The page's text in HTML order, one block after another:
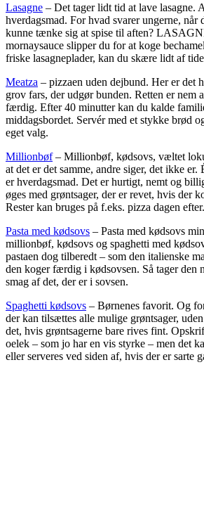
Lasagne – Det tager lidt tid at lave lasagne.
hverdagsmad. For hvad svarer ungerne, når
kunne tænke sig at spise til aften?
mornaysauce slipper du for at koge
friske lasagneplader, kan du skære lidt af
Meatza – pizzaen uden dejbund. Her er det
grov fars, der udgør bunden. Retten er nem
færdig. Efter 40 minutter kan du kalde
middagsbordet. Servér med et stykke brød
eget valg.
Millionbøf– Millionbøf, kødsovs, væltet
at det er det samme, andre siger, det ikke
er hverdagsmad. Det er hurtigt, nemt og
øges med grøntsager, der er revet, hvis der
Rester kan bruges på f.eks. pizza dagen efter.
Pasta med kødsovs – Pasta med kødsovs
millionbøf, kødsovs og spaghetti med
pastaen dog tilberedt – som den italienske
den koger færdig i kødsovsen. Så tager den
smag af det, der er i sovsen.
Spaghetti kødsovs – Børnenes favorit. Og
der kan tilsættes alle mulige grøntsager,
det, hvis grøntsagerne bare rives fint.
oelek – som jo har en vis styrke – men det
eller serveres ved siden af, hvis der er sarte